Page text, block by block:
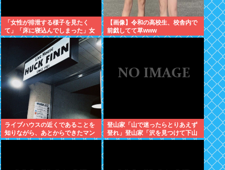
「女性が排泄する様子を見たく
て」「床に寝込んでしまった」女
子トイレに侵入した疑いで男を現
【画像】令和の高校生、校舎内で
前戯してて草www
ライブハウスの近くであることを
知りながら、あとからできたマン
ションに入居した日本人、ライブ
登山家「山で迷ったらとりあえず
登れ」登山家「沢を見つけて下山
しろ」←これ結局どっちが正解な